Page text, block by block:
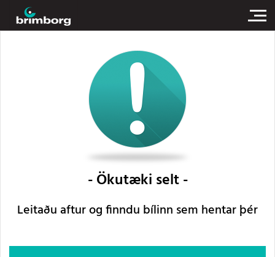
Ökutæki selt
Leitaðu aftur og finndu bílinn sem hentar þér